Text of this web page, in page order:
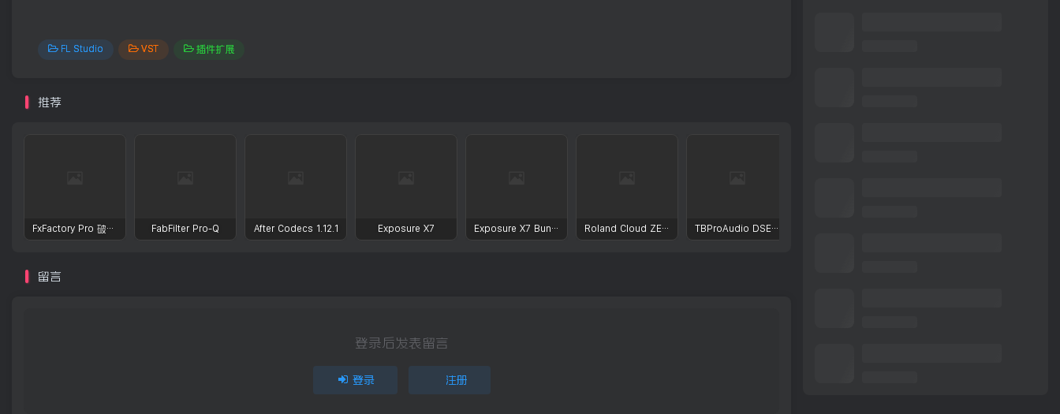
FL Studio VST 插件扩展
推荐
FxFactory Pro 破解版 视觉效果插件工具包 FabFilter Pro-Q After Codecs 1.12.1 Exposure X7 Exposure X7 Bundle Roland Cloud ZENOLOGY Pro Collection TBProAudio DSEQ3
留言
登录后发表留言
登录 注册